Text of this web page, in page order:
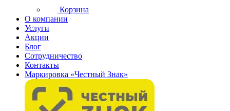
Корзина
О компании
Услуги
Акции
Блог
Сотрудничество
Контакты
Маркировка «Честный Знак»